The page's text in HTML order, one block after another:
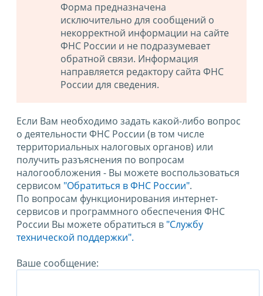
Форма предназначена
исключительно для сообщений о
некорректной информации на сайте
ФНС России и не подразумевает
обратной связи. Информация
направляется редактору сайта ФНС
России для сведения.
Если Вам необходимо задать какой-либо вопрос
о деятельности ФНС России (в том числе
территориальных налоговых органов) или
получить разъяснения по вопросам
налогообложения - Вы можете воспользоваться
сервисом "Обратиться в ФНС России".
По вопросам функционирования интернет-
сервисов и программного обеспечения ФНС
России Вы можете обратиться в "Службу
технической поддержки".
Ваше сообщение: